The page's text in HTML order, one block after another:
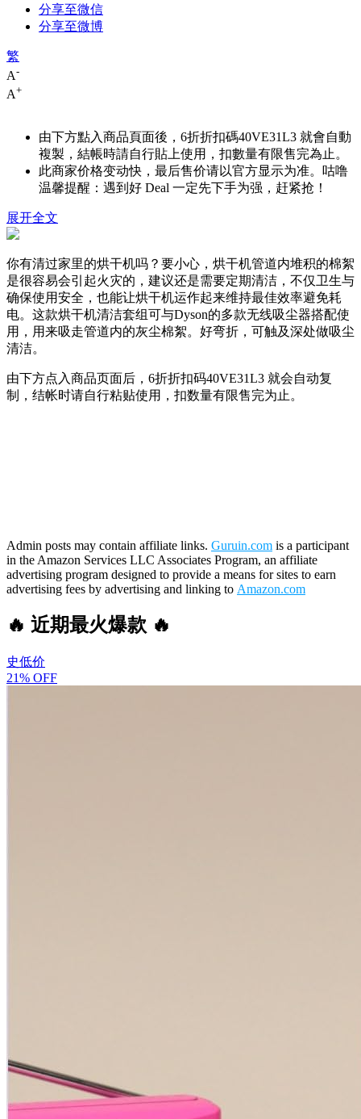
分享至微信
分享至微博
繁
A-
A+
由下方點入商品頁面後，6折折扣碼40VE31L3 就會自動
複製，結帳時請自行貼上使用，扣數量有限售完為止。
此商家价格变动快，最后售价请以官方显示为准。咕噜
温馨提醒：遇到好 Deal 一定先下手为强，赶紧抢！
展开全文
你有清过家里的烘干机吗？要小心，烘干机管道内堆积的棉絮
是很容易会引起火灾的，建议还是需要定期清洁，不仅卫生与
确保使用安全，也能让烘干机运作起来维持最佳效率避免耗
电。这款烘干机清洁套组可与Dyson的多款无线吸尘器搭配使
用，用来吸走管道内的灰尘棉絮。好弯折，可触及深处做吸尘
清洁。
由下方点入商品页面后，6折折扣码40VE31L3 就会自动复
制，结帐时请自行粘贴使用，扣数量有限售完为止。
Admin posts may contain affiliate links. Guruin.com is a participant
in the Amazon Services LLC Associates Program, an affiliate
advertising program designed to provide a means for sites to earn
advertising fees by advertising and linking to Amazon.com
🔥 近期最火爆款 🔥
史低价
21% OFF